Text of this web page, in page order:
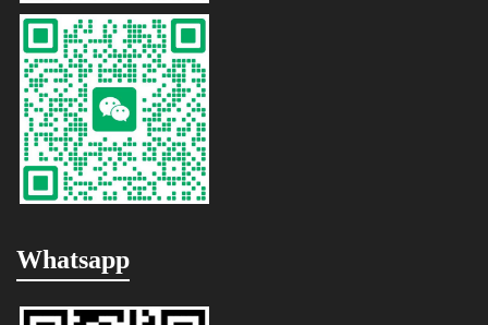
Whatsapp